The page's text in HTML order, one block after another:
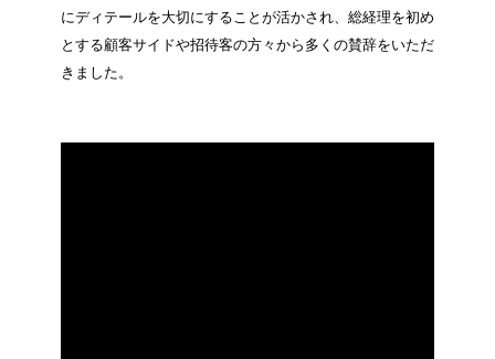
にディテールを大切にすることが活かされ、総経理を初め
とする顧客サイドや招待客の方々から多くの賛辞をいただ
きました。